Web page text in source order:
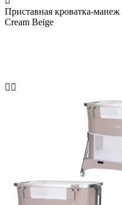
Приставная кроватка-
Cream Beige